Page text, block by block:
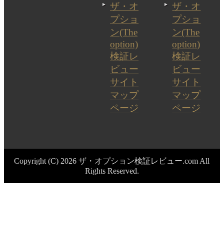
ザ・オ
プショ
ン(The
option)
検証レ
ビュー
サイト
マップ
ページ
ザ・オ
プショ
ン(The
option)
検証レ
ビュー
サイト
マップ
ページ
Copyright (C) 2026 ザ・オプション検証レビュー.comAll
Rights Reserved.